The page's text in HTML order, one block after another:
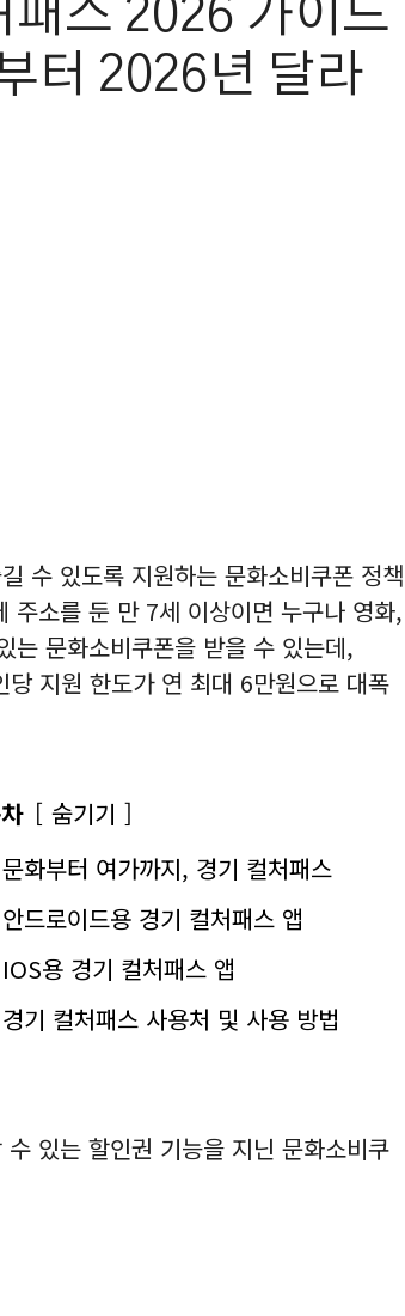
패스 2026 가이드
터 2026년 달라
수 있도록 지원하는 문화소비쿠폰 정책
주소를 둔 만 7세 이상이면 누구나 영화,
는 문화소비쿠폰을 받을 수 있는데,
지원 한도가 연 최대 6만원으로 대폭
숨기기
문화부터 여가까지, 경기 컬처패스
안드로이드용 경기 컬처패스 앱
IOS용 경기 컬처패스 앱
경기 컬처패스 사용처 및 사용 방법
있는 할인권 기능을 지닌 문화소비쿠